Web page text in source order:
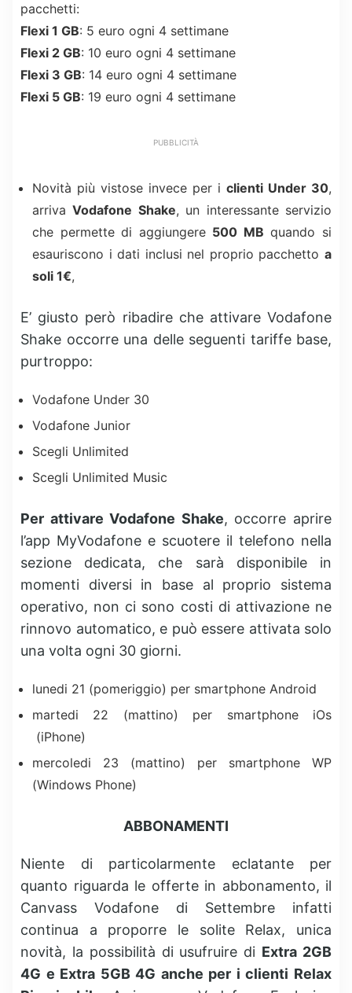
pacchetti:
Flexi 1 GB: 5 euro ogni 4 settimane
Flexi 2 GB: 10 euro ogni 4 settimane
Flexi 3 GB: 14 euro ogni 4 settimane
Flexi 5 GB: 19 euro ogni 4 settimane
PUBBLICITÀ
Novità più vistose invece per i clienti Under 30,
arrivaVodafone Shake, un interessante servizio
che permette di aggiungere 500 MB quando si
esauriscono i dati inclusi nel proprio pacchetto a
soli 1€,
E’ giusto però ribadire che attivare Vodafone
Shake occorre una delle seguenti tariffe base,
purtroppo:
Vodafone Under 30
Vodafone Junior
Scegli Unlimited
Scegli Unlimited Music
Per attivare Vodafone Shake, occorre aprire
l’app MyVodafone e scuotere il telefono nella
sezione dedicata, che sarà disponibile in
momenti diversi in base al proprio sistema
operativo, non ci sono costi di attivazione ne
rinnovo automatico, e può essere attivata solo
una volta ogni 30 giorni.
lunedi 21 (pomeriggio) per smartphone Android
martedi 22 (mattino) per smartphone iOs
(iPhone)
mercoledi 23 (mattino) per smartphone WP
(Windows Phone)
ABBONAMENTI
Niente di particolarmente eclatante per
quanto riguarda le offerte in abbonamento, il
Canvass Vodafone di Settembre infatti
continua a proporre le solite Relax, unica
novità, la possibilità di usufruire di Extra 2GB
4G e Extra 5GB 4G anche per i clienti Relax